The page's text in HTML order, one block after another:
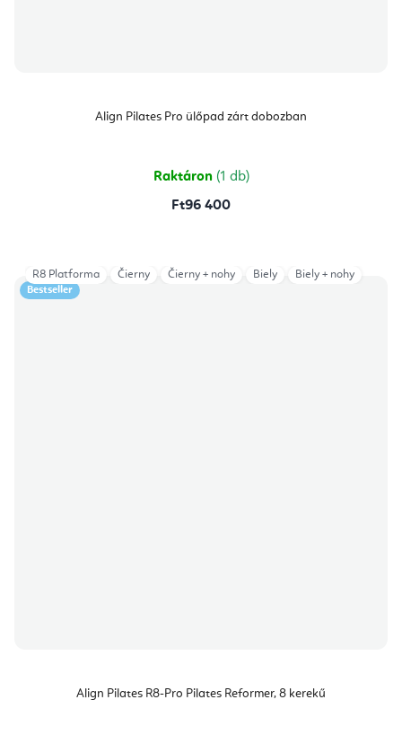
Align Pilates Pro ülőpad zárt dobozban
Raktáron (1 db)
Ft96 400
Bestseller
Align Pilates R8-Pro Pilates Reformer, 8 kerekű
R8 Platforma Čierny Čierny + nohy Biely Biely + nohy